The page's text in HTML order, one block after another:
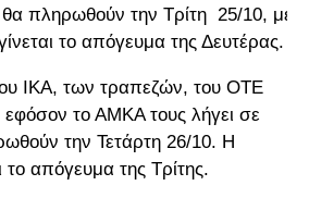
πληρωθούν την Τρίτη 25/10, με
το απόγευμα της Δευτέρας.
ΙΚΑ, των τραπεζών, του ΟΤΕ
εφόσον το ΑΜΚΑ τους λήγει σε
την Τετάρτη 26/10. Η
το απόγευμα της Τρίτης.